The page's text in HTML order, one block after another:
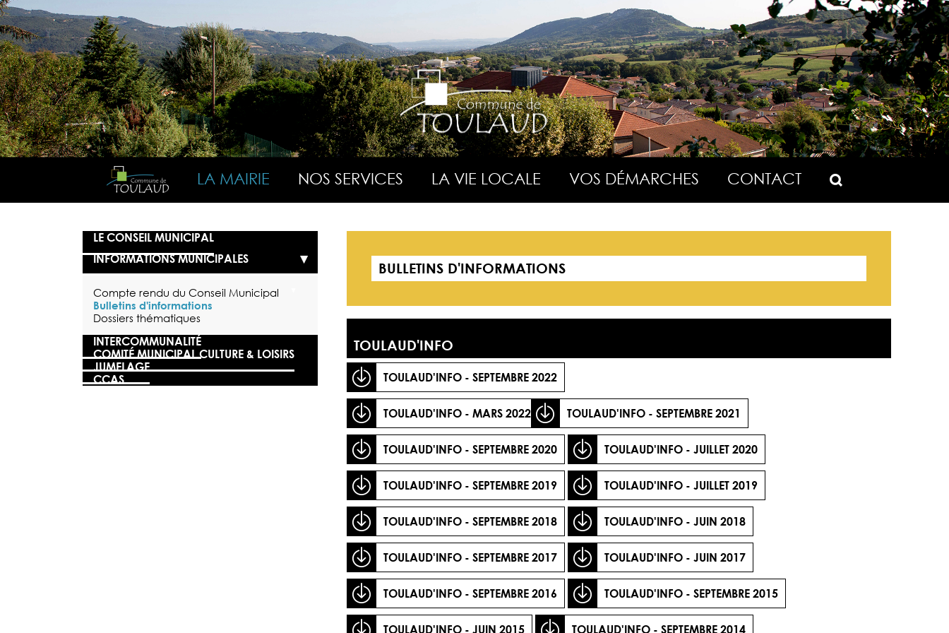
LA MAIRIE NOS SERVICES LA VIE LOCALE VOS DÉMARCHES CONTACT
LE CONSEIL MUNICIPAL
INFORMATIONS MUNICIPALES
Compte rendu du Conseil Municipal
Bulletins d'informations
Dossiers thématiques
INTERCOMMUNALITÉ
COMITÉ MUNICIPAL CULTURE & LOISIRS
JUMELAGE
CCAS
BULLETINS D'INFORMATIONS
TOULAUD'INFO
TOULAUD'INFO - SEPTEMBRE 2022
TOULAUD'INFO - MARS 2022 TOULAUD'INFO - SEPTEMBRE 2021
TOULAUD'INFO - SEPTEMBRE 2020 TOULAUD'INFO - JUILLET 2020
TOULAUD'INFO - SEPTEMBRE 2019 TOULAUD'INFO - JUILLET 2019
TOULAUD'INFO - SEPTEMBRE 2018 TOULAUD'INFO - JUIN 2018
TOULAUD'INFO - SEPTEMBRE 2017 TOULAUD'INFO - JUIN 2017
TOULAUD'INFO - SEPTEMBRE 2016 TOULAUD'INFO - SEPTEMBRE 2015
TOULAUD'INFO - JUIN 2015 TOULAUD'INFO - SEPTEMBRE 2014